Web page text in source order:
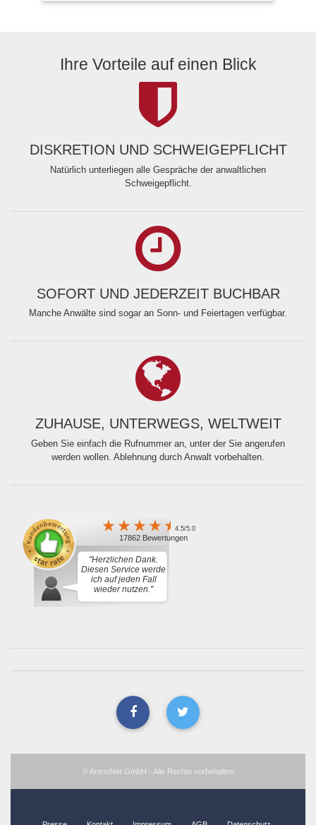
Ihre Vorteile auf einen Blick
DISKRETION UND SCHWEIGEPFLICHT
Natürlich unterliegen alle Gespräche der anwaltlichen
Schweigepflicht.
SOFORT UND JEDERZEIT BUCHBAR
Manche Anwälte sind sogar an Sonn- und Feiertagen verfügbar.
ZUHAUSE, UNTERWEGS, WELTWEIT
Geben Sie einfach die Rufnummer an, unter der Sie angerufen
werden wollen. Ablehnung durch Anwalt vorbehalten.
4.5/5.0
17862 Bewertungen
"Herzlichen Dank.
Diesen Service werde
ich auf jeden Fall
wieder nutzen."
© ArenoNet GmbH - Alle Rechte vorbehalten